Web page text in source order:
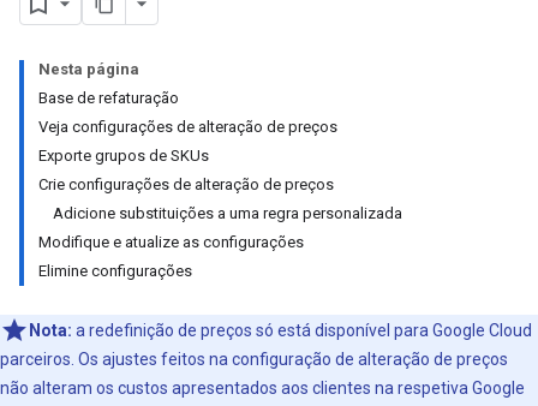
Nesta página
Base de refaturação
Veja configurações de alteração de preços
Exporte grupos de SKUs
Crie configurações de alteração de preços
Adicione substituições a uma regra personalizada
Modifique e atualize as configurações
Elimine configurações
Nota: a redefinição de preços só está disponível para Google Cloud
parceiros. Os ajustes feitos na configuração de alteração de preços
não alteram os custos apresentados aos clientes na respetiva Google